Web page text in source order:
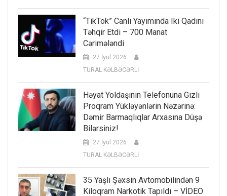
“TikTok” Canlı Yayımında Iki Qadını
Təhqir Etdi – 700 Manat
Cərimələndi
27 İyul 2026
TURAL KƏLBƏCƏRLİ
Həyat Yoldaşının Telefonuna Gizli
Proqram Yükləyənlərin Nəzərinə:
Dəmir Barmaqlıqlar Arxasına Düşə
Bilərsiniz!
27 İyul 2026
TURAL KƏLBƏCƏRLİ
35 Yaşlı Şəxsin Avtomobilindən 9
Kiloqram Narkotik Tapıldı – VİDEO